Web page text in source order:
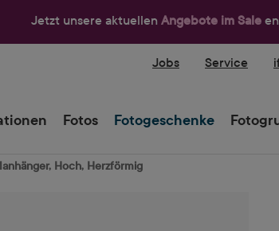
Jetzt unsere aktuellen Angebote im Sale
Jobs Service
Fotos Fotogeschenke
Hoch, Herzförmig